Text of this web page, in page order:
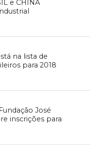
e CHINA
na lista de
para 2018
José
inscrições para